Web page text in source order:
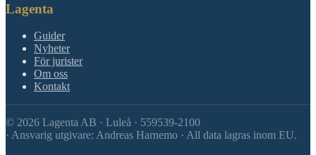
Lagenta
Guider
Nyheter
För jurister
Om oss
Kontakt
© 2026 Lagenta AB · Luleå · 559539-2100
· Ansvarig utgivare: Andreas Harnemo · All data lagras inom EU.